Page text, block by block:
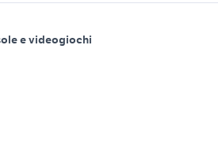
e videogiochi